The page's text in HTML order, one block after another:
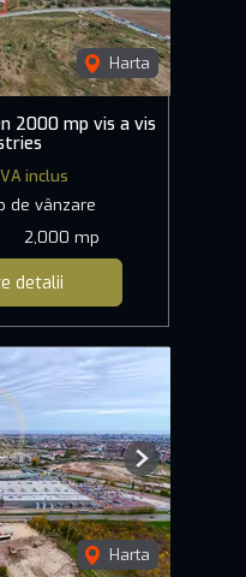
Harta
2000 mp vis a vis
inclus
de vânzare
2,000 mp
detalii
Harta
Next